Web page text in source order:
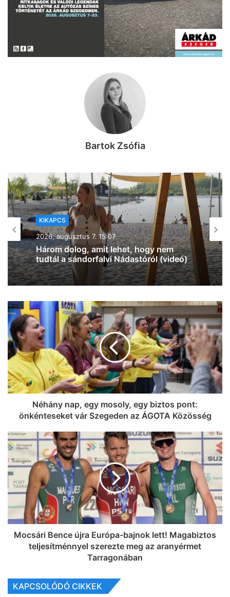
Bartok Zsófia
KIKAPCS
2026, augusztus 7. 12:27
Na, ez mennyire király már: 60 SZIN-
jegyet VIP-re húz fel a Coca-Cola
Szegeden!
Néhány nap, egy mosoly, egy biztos pont:
önkénteseket vár Szegeden az ÁGOTA Közösség
Mocsári Bence újra Európa-bajnok lett! Magabiztos
teljesítménnyel szerezte meg az aranyérmet
Tarragonában
KAPCSOLÓDÓ CIKKEK